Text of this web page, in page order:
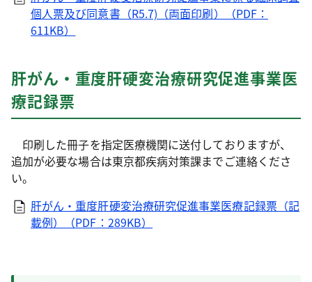
個人票及び同意書（R5.7)（両面印刷）（PDF：
611KB）
肝がん・重度肝硬変治療研究促進事業医
療記録票
印刷した冊子を指定医療機関に送付しておりますが、
追加が必要な場合は東京都疾病対策課までご連絡くださ
い。
肝がん・重度肝硬変治療研究促進事業医療記録票（記
載例）（PDF：289KB）